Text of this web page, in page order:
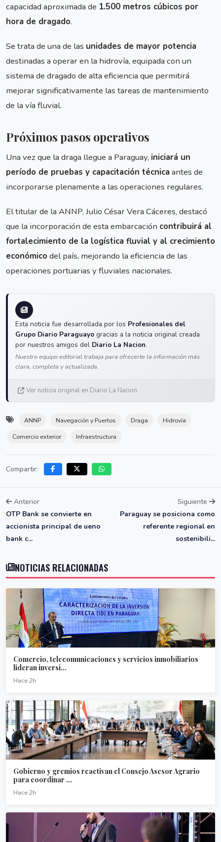
capacidad aproximada de 1.500 metros cúbicos por
hora de dragado.
Se trata de una de las unidades de mayor potencia
destinadas a operar en la hidrovía, equipada con un
sistema de dragado de alta eficiencia que permitirá
mejorar significativamente las tareas de mantenimiento
de la vía fluvial.
Próximos pasos operativos
Una vez que la draga llegue a Paraguay, iniciará un
período de pruebas y capacitación técnica antes de
incorporarse plenamente a las operaciones regulares.
El titular de la ANNP, Julio César Vera Cáceres, destacó
que la incorporación de esta embarcación contribuirá al
fortalecimiento de la logística fluvial y al crecimiento
económico del país, mejorando la eficiencia de las
operaciones portuarias y fluviales nacionales.
Esta noticia fue desarrollada por los Profesionales del
Grupo Diario Paraguayo gracias a la noticia original creada
por nuestros amigos del Diario La Nacion.
Nuestro equipo editorial trabaja para ofrecerte la información más
clara, completa y actualizada.
Ver noticia original en Diario La Nacion
ANNP Navegación y Puertos Draga
Hidrovía
Comercio exterior
Infraestructura
Compartir:
Anterior
OTP Bank se convierte en
accionista principal de ueno
bank c...
Siguiente
Paraguay se posiciona como
referente regional en
sostenibili...
NOTICIAS RELACIONADAS
Comercio, telecomunicaciones y servicios inmobiliarios
lideran inversi...
Hace 2h
Gobierno y gremios reactivan el Consejo Asesor Agrario
para coordinar ...
Hace 2h